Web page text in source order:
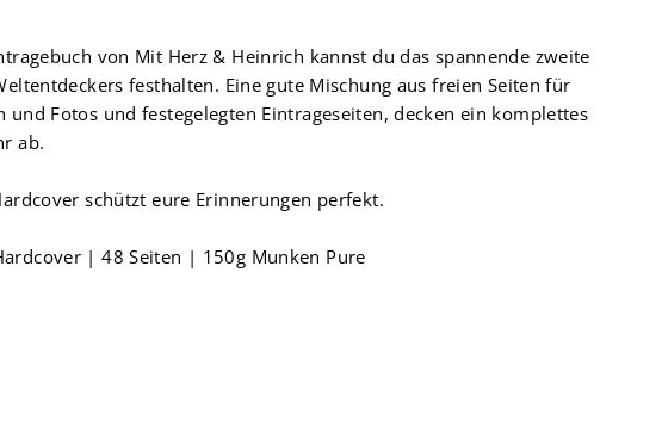
von Mit Herz & Heinrich kannst du das spannende zweite
festhalten. Eine gute Mischung aus freien Seiten für
und Fotos und festegelegten Eintrageseiten, decken ein komplettes
ab.
schützt eure Erinnerungen perfekt.
| 48 Seiten | 150g Munken Pure